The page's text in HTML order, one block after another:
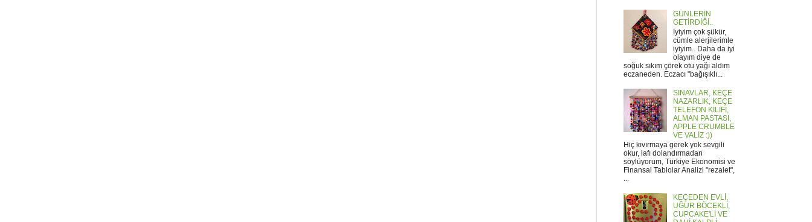
GÜNLERİN
GETİRDİĞİ..
İyiyim çok şükür,
cümle alerjilerimle
iyiyim.. Daha da iyi
olayım diye de
soğuk sıkım çörek otu yağı aldım
eczaneden. Eczacı "bağışıklı...
SINAVLAR, KEÇE
NAZARLIK, KEÇE
TELEFON KILIFI,
ALMAN PASTASI,
APPLE CRUMBLE
VE VALİZ :))
Hiç kıvırmaya gerek yok sevgili
okur, lafı dolandırmadan
söylüyorum, Türkiye Ekonomisi ve
Finansal Tablolar Analizi "rezalet",
...
KEÇEDEN EVLİ,
UĞUR BÖCEKLİ,
CUPCAKE'Lİ VE